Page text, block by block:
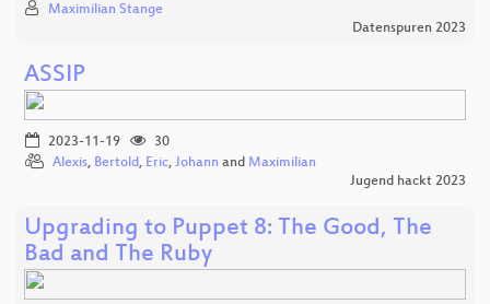
Maximilian Stange
Datenspuren 2023
ASSIP
2023-11-19
30
Alexis, Bertold, Eric, Johann and Maximilian
Jugend hackt 2023
Upgrading to Puppet 8: The Good, The
Bad and The Ruby